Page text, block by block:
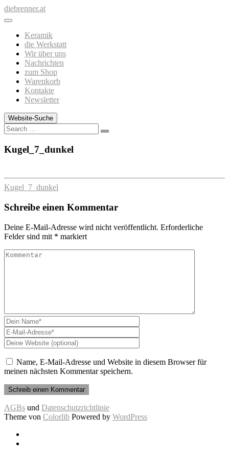
Zum
Inhalt
diebrenner.at
Keramik
die Werkstatt
Wir über uns
Nachrichten
zum Shop
Warenkorb
Kontakte
Newsletter
Website-Suche
Search
Kugel_7_dunkel
Kugel_7_dunkel
Schreibe einen Kommentar
Deine E-Mail-Adresse wird nicht veröffentlicht. Erforderliche
Felder sind mit * markiert
Name, E-Mail-Adresse und Website in diesem Browser für
meinen nächsten Kommentar speichern.
AGBs und Datenschutzrichtlinie
Theme von Colorlib Powered by WordPress